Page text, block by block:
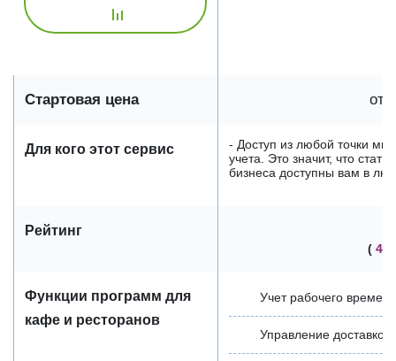
Стартовая цена от
Для кого этот сервис
- Доступ из любой точки
учета. Это значит, что
бизнеса доступны вам в
Рейтинг
( 40
Функции программ для
кафе и ресторанов
Учет рабочего
Управление доставкой